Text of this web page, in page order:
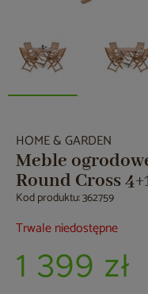
HOME & GARDEN
Meble
Round Cross
Kod produktu: 362759
Trwale niedostępne
1 399 zł